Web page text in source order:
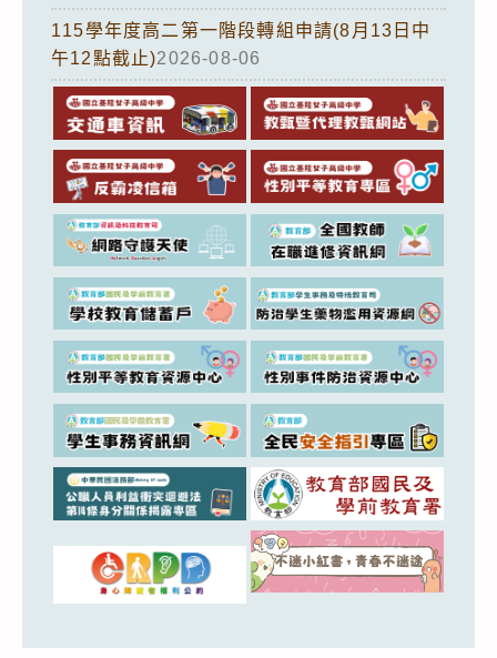
115學年度高二第一階段轉組申請(8月13日中
午12點截止)2026-08-06